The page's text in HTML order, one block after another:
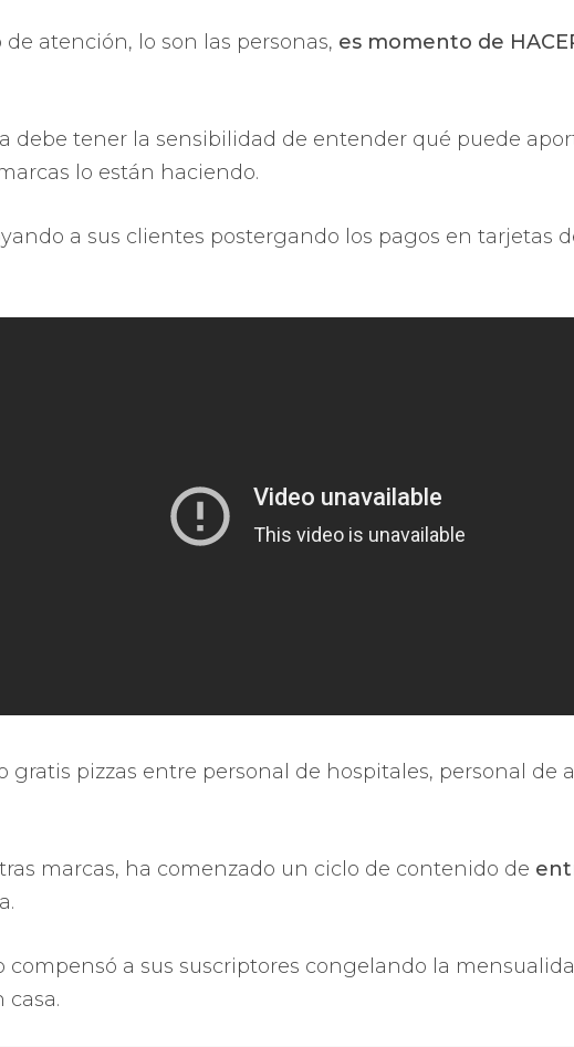
atención, lo son las personas, es momento de
debe tener la sensibilidad de entender qué puede
lo están haciendo.
a sus clientes postergando los pagos en tarjetas
gratis pizzas entre personal de hospitales, personal de
marcas, ha comenzado un ciclo de contenido de
compensó a sus suscriptores congelando la
casa.